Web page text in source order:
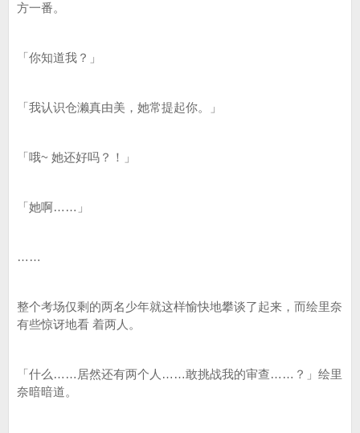
方一番。
「你知道我？」
「我认识仓濑真由美，她常提起你。」
「哦~ 她还好吗？！」
「她啊……」
……
整个考场仅剩的两名少年就这样愉快地攀谈了起来，而绘里奈
有些惊讶地看 着两人。
「什么……居然还有两个人……敢挑战我的审查……？」绘里
奈暗暗道。